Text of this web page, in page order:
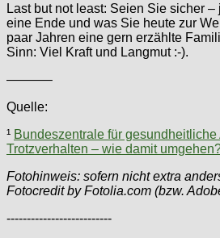
Last but not least: Seien Sie sicher
eine Ende und was Sie heute zur
paar Jahren eine gern erzählte
Sinn: Viel Kraft und Langmut :-).
———–
Quelle:
¹ Bundeszentrale für
Trotzverhalten – wie damit
Fotohinweis: sofern nicht extra
Fotocredit by Fotolia.com (bzw.
--------------------------